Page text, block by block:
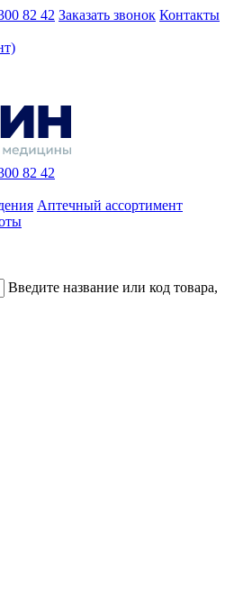
82 42 Заказать звонок Контакты
82 42
Аптечный ассортимент
Введите название или код товара,